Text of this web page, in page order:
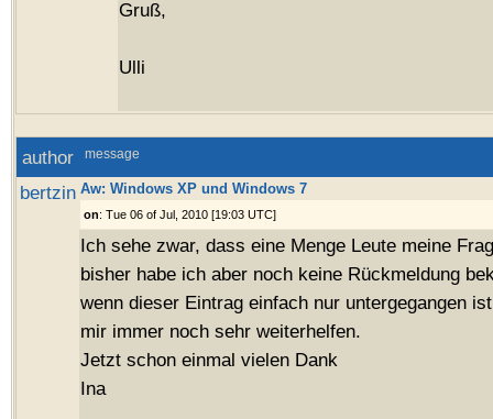
Gruß,
Ulli
author message
bertzin Aw: Windows XP und Windows 7
on: Tue 06 of Jul, 2010 [19:03 UTC]
Ich sehe zwar, dass eine Menge Leute meine
bisher habe ich aber noch keine Rückmeldung
wenn dieser Eintrag einfach nur untergegangen
mir immer noch sehr weiterhelfen.
Jetzt schon einmal vielen Dank
Ina